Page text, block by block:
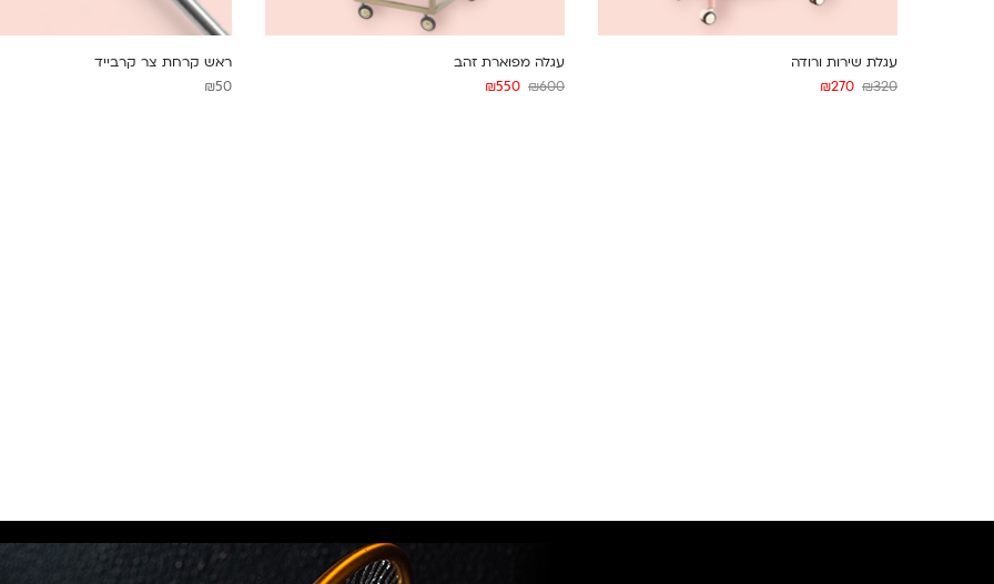
עגלת שירות ורודה
₪320
₪270
עגלה מפוארת זהב
₪600
₪550
ראש קרחת צר קרבייד
₪50